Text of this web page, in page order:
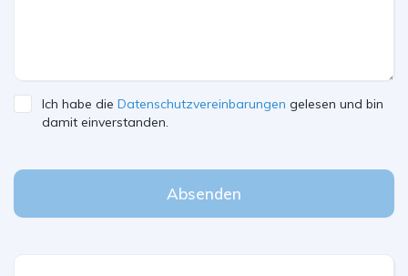
Ich habe die Datenschutzvereinbarungen gelesen und bin
damit einverstanden.
Absenden